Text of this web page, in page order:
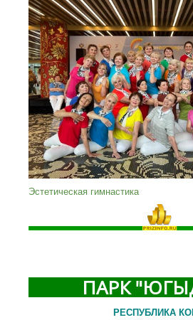
Эстетическая гимнастика
ПАРК
РЕСПУБЛИКА